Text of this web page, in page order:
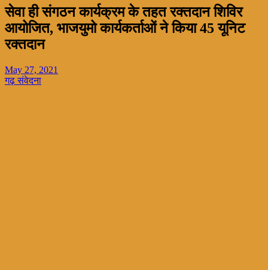
सेवा ही संगठन कार्यक्रम के तहत रक्तदान शिविर
आयोजित, भाजयुमो कार्यकर्ताओं ने किया 45 यूनिट
रक्तदान
May 27, 2021
गढ़ संवेदना